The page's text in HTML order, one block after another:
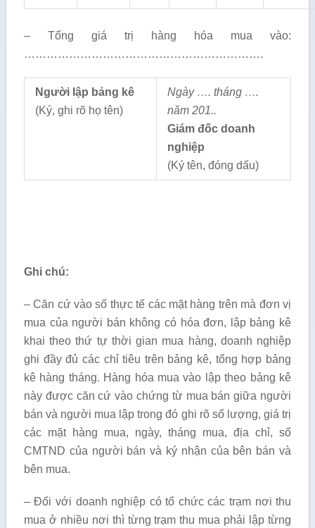
– Tổng giá trị hàng hóa mua vào:
……………………………………………………….
Người lập bảng kê
(Ký, ghi rõ họ tên)
Ngày …. tháng ….
năm 201..
Giám đốc doanh
nghiệp
(Ký tên, đóng dấu)
Ghi chú:
– Căn cứ vào số thực tế các mặt hàng trên mà đơn vị
mua của người bán không có hóa đơn, lập bảng kê
khai theo thứ tự thời gian mua hàng, doanh nghiệp
ghi đầy đủ các chỉ tiêu trên bảng kê, tổng hợp bảng
kê hàng tháng. Hàng hóa mua vào lập theo bảng kê
này được căn cứ vào chứng từ mua bán giữa người
bán và người mua lập trong đó ghi rõ số lượng, giá trị
các mặt hàng mua, ngày, tháng mua, địa chỉ, số
CMTND của người bán và ký nhận của bên bán và
bên mua.
– Đối với doanh nghiệp có tổ chức các trạm nơi thu
mua ở nhiều nơi thì từng trạm thu mua phải lập từng